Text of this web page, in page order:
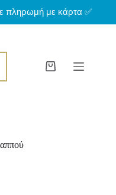
πληρωμή με κάρτα ✅
Shopping